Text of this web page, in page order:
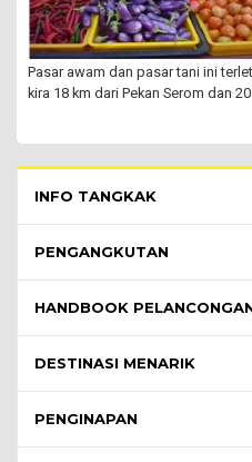
Pasar awam dan pasar tani ini
kira 18 km dari Pekan Serom dan
INFO TANGKAK
PENGANGKUTAN
HANDBOOK
DESTINASI MENARIK
PENGINAPAN